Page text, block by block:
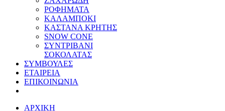
ΡΟΦΗΜΑΤΑ
ΚΑΛΑΜΠΟΚΙ
ΚΑΣΤΑΝΑ ΚΡΗΤΗΣ
SNOW CONE
ΣΥΝΤΡΙΒΑΝΙ
ΣΟΚΟΛΑΤΑΣ
ΣΥΜΒΟΥΛΕΣ
ΕΤΑΙΡΕΙΑ
ΕΠΙΚΟΙΝΩΝΙΑ
ΑΡΧΙΚΗ